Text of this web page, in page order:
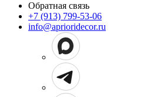
Обратная связь
+7 (913) 799-53-06
info@aprioridecor.ru